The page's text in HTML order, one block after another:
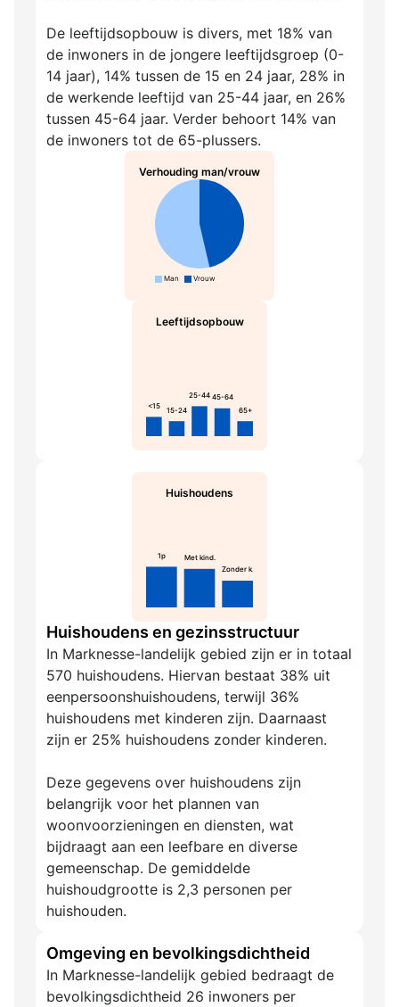
De leeftijdsopbouw is divers, met 18% van
de inwoners in de jongere leeftijdsgroep (0-
14 jaar), 14% tussen de 15 en 24 jaar, 28% in
de werkende leeftijd van 25-44 jaar, en 26%
tussen 45-64 jaar. Verder behoort 14% van
de inwoners tot de 65-plussers.
Verhouding man/vrouw
Man Vrouw
Leeftijdsopbouw
<15 15-24
25-4445-64
65+
Huishoudens
1p
Met kind.
Zonder k.
Huishoudens en gezinsstructuur
In Marknesse-landelijk gebied zijn er in totaal
570 huishoudens. Hiervan bestaat 38% uit
eenpersoonshuishoudens, terwijl 36%
huishoudens met kinderen zijn. Daarnaast
zijn er 25% huishoudens zonder kinderen.
Deze gegevens over huishoudens zijn
belangrijk voor het plannen van
woonvoorzieningen en diensten, wat
bijdraagt aan een leefbare en diverse
gemeenschap. De gemiddelde
huishoudgrootte is 2,3 personen per
huishouden.
Omgeving en bevolkingsdichtheid
In Marknesse-landelijk gebied bedraagt de
bevolkingsdichtheid 26 inwoners per